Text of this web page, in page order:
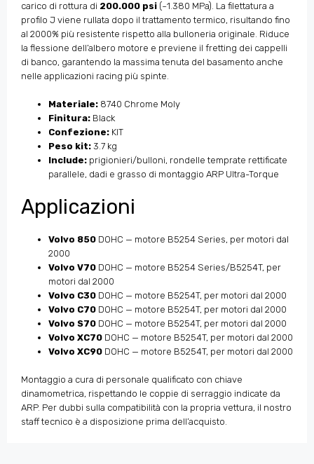
carico di rottura di 200.000 psi (~1.380 MPa). La filettatura a
profilo J viene rullata dopo il trattamento termico, risultando fino
al 2000% più resistente rispetto alla bulloneria originale. Riduce
la flessione dell’albero motore e previene il fretting dei cappelli
di banco, garantendo la massima tenuta del basamento anche
nelle applicazioni racing più spinte.
Materiale: 8740 Chrome Moly
Finitura: Black
Confezione: KIT
Peso kit: 3.7 kg
Include: prigionieri/bulloni, rondelle temprate rettificate
parallele, dadi e grasso di montaggio ARP Ultra-Torque
Applicazioni
Volvo 850 DOHC — motore B5254 Series, per motori dal
2000
Volvo V70 DOHC — motore B5254 Series/B5254T, per
motori dal 2000
Volvo C30 DOHC — motore B5254T, per motori dal 2000
Volvo C70 DOHC — motore B5254T, per motori dal 2000
Volvo S70 DOHC — motore B5254T, per motori dal 2000
Volvo XC70 DOHC — motore B5254T, per motori dal 2000
Volvo XC90 DOHC — motore B5254T, per motori dal 2000
Montaggio a cura di personale qualificato con chiave
dinamometrica, rispettando le coppie di serraggio indicate da
ARP. Per dubbi sulla compatibilità con la propria vettura, il nostro
staff tecnico è a disposizione prima dell’acquisto.